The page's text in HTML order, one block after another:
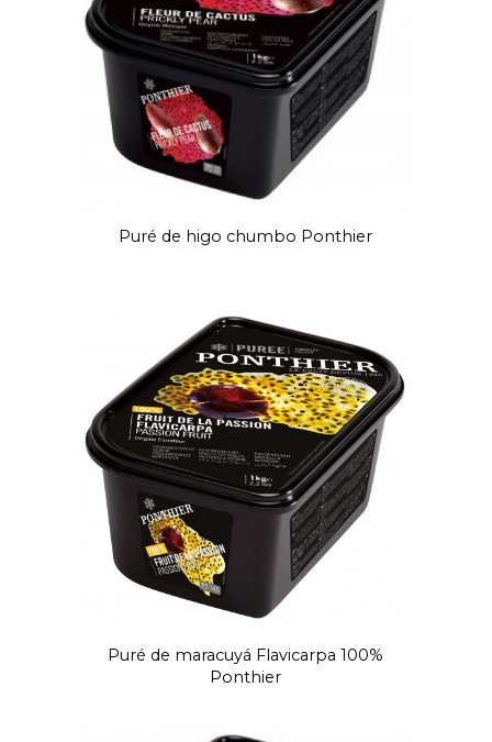
Puré de higo chumbo Ponthier
Puré de maracuyá Flavicarpa 100%
Ponthier